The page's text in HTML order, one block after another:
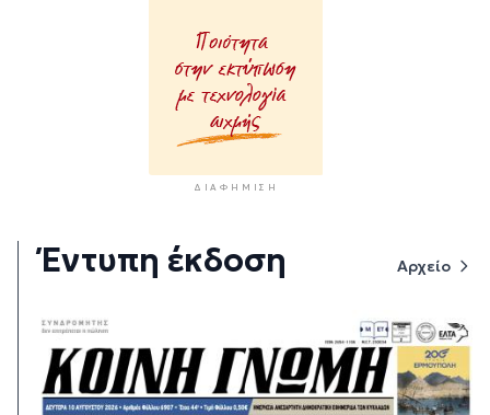
ΔΙΑΦΉΜΙΣΗ
Έντυπη έκδοση Αρχείο